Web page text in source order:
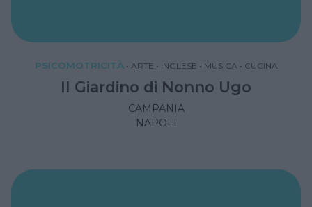
PSICOMOTRICITÀ • ARTE • INGLESE • MUSICA • CUCINA
Il Giardino di Nonno Ugo
CAMPANIA
NAPOLI